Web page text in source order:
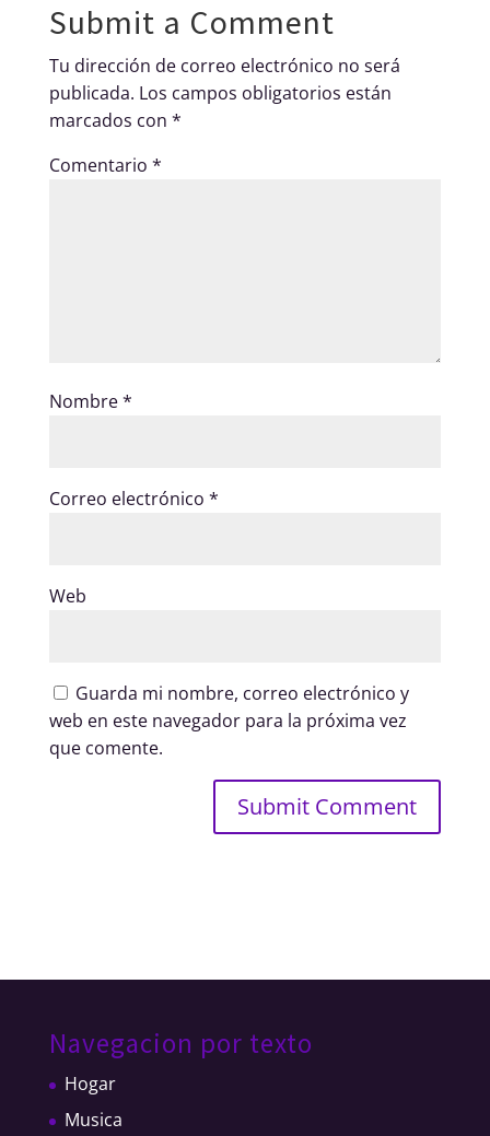
Submit a Comment
Tu dirección de correo electrónico no será
publicada. Los campos obligatorios están
marcados con *
Comentario *
Nombre*
Correo electrónico *
Web
Guarda mi nombre, correo electrónico y
web en este navegador para la próxima vez
que comente.
Navegacion por texto
Hogar
Musica